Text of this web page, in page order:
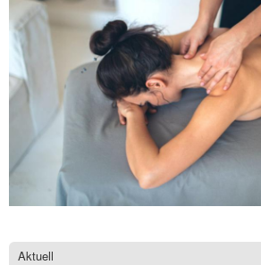
Aktuell